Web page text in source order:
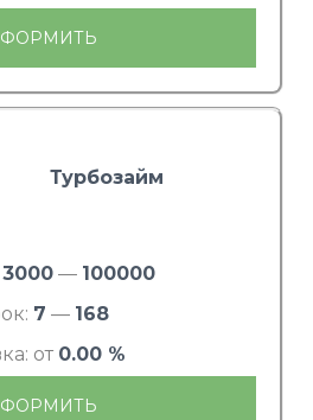
Турбозайм
3000— 100000
7 — 168
от 0.00 %